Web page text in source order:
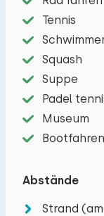
Tennis
Squash
Suppe
Padel
Museum
Bootfahren
Abstände
Strand